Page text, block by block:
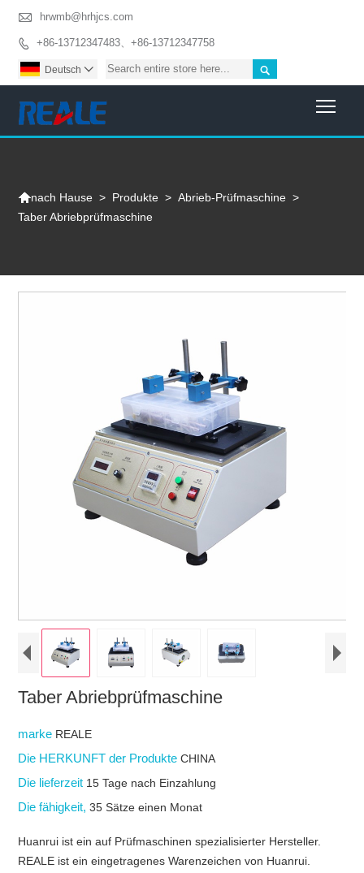
 hrwmb@hrhjcs.com
 +86-13712347483、+86-13712347758

Deutsch 
nach Hause > Produkte > Abrieb-Prüfmaschine >
Taber Abriebprüfmaschine
Taber Abriebprüfmaschine
marke REALE
Die HERKUNFT der ProdukteCHINA
Die lieferzeit 15 Tage nach Einzahlung
Die fähigkeit,35 Sätze einen Monat
Huanrui ist ein auf Prüfmaschinen spezialisierter Hersteller.
REALE ist ein eingetragenes Warenzeichen von Huanrui.